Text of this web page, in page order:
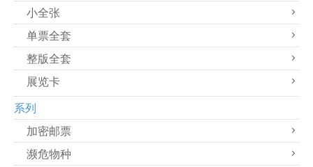
小全张
单票全套
整版全套
展览卡
系列
加密邮票
濒危物种